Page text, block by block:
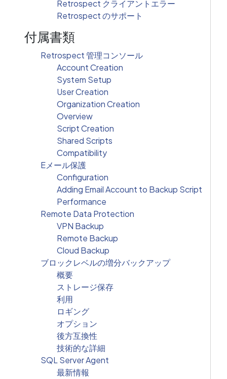
Retrospect クライアントエラー
Retrospect のサポート
付属書類
Retrospect 管理コンソール
Account Creation
System Setup
User Creation
Organization Creation
Overview
Script Creation
Shared Scripts
Compatibility
Eメール保護
Configuration
Adding Email Account to Backup Script
Performance
Remote Data Protection
VPN Backup
Remote Backup
Cloud Backup
ブロックレベルの増分バックアップ
概要
ストレージ保存
利用
ロギング
オプション
後方互換性
技術的な詳細
SQL Server Agent
最新情報